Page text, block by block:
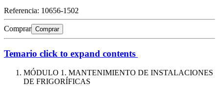
Referencia: 10656-1502
Comprar Comprar
Temario click to expand contents
MÓDULO 1. MANTENIMIENTO DE INSTALACIONES
DE FRIGORÍFICAS